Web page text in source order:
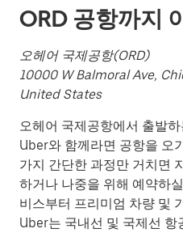
러
짜
를
선
하
세
요.
캘
린
더
를
ORD 공항까지
오헤어 국제공항(ORD)
10000 W Balmoral Ave,
United States
오헤어 국제공항에서 출발
Uber와 함께라면 공항을 오
가지 간단한 과정만 거치면
하거나 나중을 위해 예약하
비스부터 프리미엄 차량 및
Uber는 국내선 및 국제선